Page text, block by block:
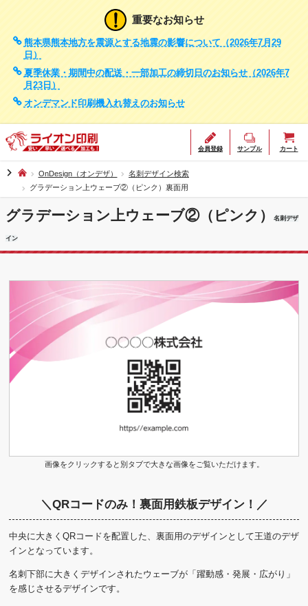
重要なお知らせ
熊本県熊本地方を震源とする地震の影響について（2026年7月29
日）
夏季休業・期間中の配送・一部加工の締切日のお知らせ（2026年7
月23日）
オンデマンド印刷機入れ替えのお知らせ
会員登録 サンプル カート
chevron_right OnDesign（オンデザ）
名刺デザイン検索
グラデーション上ウェーブ②（ピンク）裏面用
グラデーション上ウェーブ②（ピンク） 名刺デザ
イン
画像をクリックすると別タブで大きな画像をご覧いただけます。
＼QRコードのみ！裏面用鉄板デザイン！／
中央に大きくQRコードを配置した、裏面用のデザインとして王道のデザ
インとなっています。
名刺下部に大きくデザインされたウェーブが「躍動感・発展・広がり」
を感じさせるデザインです。